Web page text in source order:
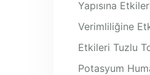
Yapısına
Verimliliğine
Etkileri Tuzlu
Potasyum